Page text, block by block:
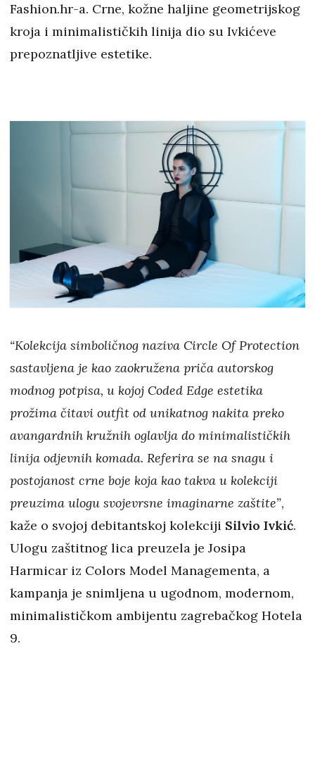
Fashion.hr-a. Crne, kožne haljine geometrijskog
kroja i minimalističkih linija dio su Ivkićeve
prepoznatljive estetike.
“Kolekcija simboličnog naziva Circle Of Protection
sastavljena je kao zaokružena priča autorskog
modnog potpisa, u kojoj Coded Edge estetika
prožima čitavi outfit od unikatnog nakita preko
avangardnih kružnih oglavlja do minimalističkih
linija odjevnih komada. Referira se na snagu i
postojanost crne boje koja kao takva u kolekciji
preuzima ulogu svojevrsne imaginarne zaštite”,
kaže o svojoj debitantskoj kolekciji Silvio Ivkić.
Ulogu zaštitnog lica preuzela je Josipa
Harmicar iz Colors Model Managementa, a
kampanja je snimljena u ugodnom, modernom,
minimalističkom ambijentu zagrebačkog Hotela
9.